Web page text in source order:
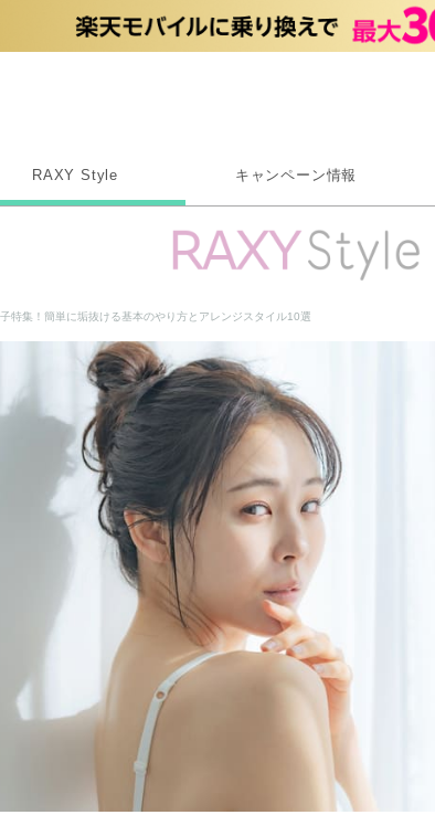
RAXY Style キャンペーン情報
特集！簡単に垢抜ける基本のやり方とアレンジスタイル10選